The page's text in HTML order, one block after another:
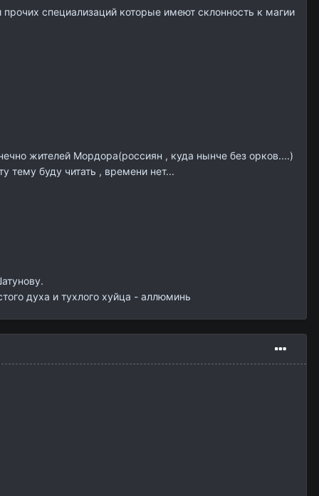
специализаций которые имеют склонность к магии
жителей Мордора(россиян , куда нынче без орков....)
тему буду читать , времени нет...
духа и тухлого хуйца - аллюминь